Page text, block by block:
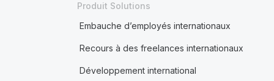
Produit Solutions
Embauche d’employés internationaux
Recours à des freelances internationaux
Développement international